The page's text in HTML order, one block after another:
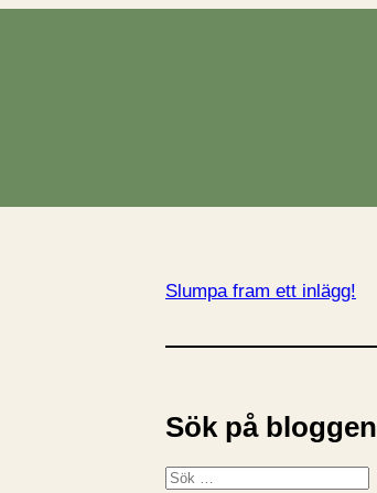
Slumpa fram ett inlägg!
Sök på bloggen
S